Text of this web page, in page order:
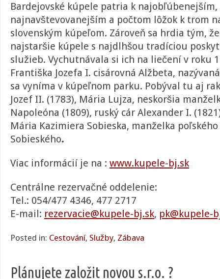
Bardejovské kúpele patria k najobľúbenejším,
najnavštevovanejším a počtom lôžok k trom
slovenským kúpeľom. Zároveň sa hrdia tým,
najstaršie kúpele s najdlhšou tradíciou
služieb. Vychutnávala si ich na liečení v roku
Františka Jozefa I. cisárovná Alžbeta,
sa vyníma v kúpeľnom parku. Pobýval tu aj
Jozef II. (1783), Mária Lujza, neskoršia
Napoleóna (1809), ruský cár Alexander I.
Mária Kazimiera Sobieska, manželka
Sobieského.
Viac informácií je na : www.kupele-bj.sk
Centrálne rezervačné oddelenie:
Tel.: 054/477 4346, 477 2717
E-mail: rezervacie@kupele-bj.sk, pk@kupele-
Posted in: Cestování, Služby, Zábava
Plánujete založit novou s.r.o. ?